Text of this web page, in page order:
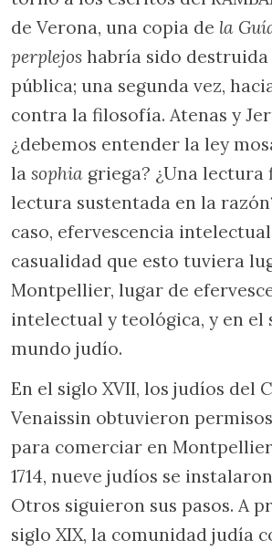
de Verona, una copia de la
perplejos habría sido destruida
pública; una segunda vez,
contra la filosofía. Atenas y
¿debemos entender la ley
la sophia griega? ¿Una lectura
lectura sustentada en la
caso, efervescencia
casualidad que esto tuviera
Montpellier, lugar de
intelectual y teológica, y en el
mundo judío.
En el siglo XVII, los judíos del
Venaissin obtuvieron
para comerciar en
1714, nueve judíos se
Otros siguieron sus pasos. A
siglo XIX, la comunidad judía